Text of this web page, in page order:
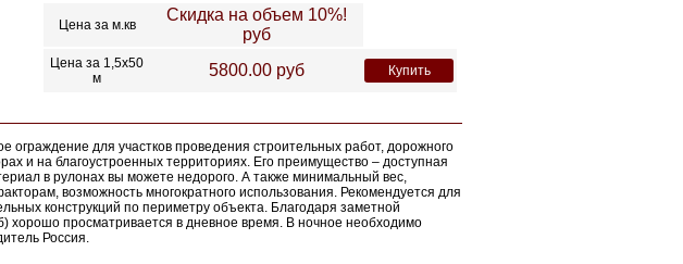
Цена за м.кв
Скидка на объем 10%!
руб
Цена за 1,5х50
м
5800.00 руб Купить
ограждение для участков проведения строительных работ, дорожного
и на благоустроенных территориях. Его преимущество – доступная
в рулонах вы можете недорого. А также минимальный вес,
возможность многократного использования. Рекомендуется для
конструкций по периметру объекта. Благодаря заметной
хорошо просматривается в дневное время. В ночное необходимо
Россия.